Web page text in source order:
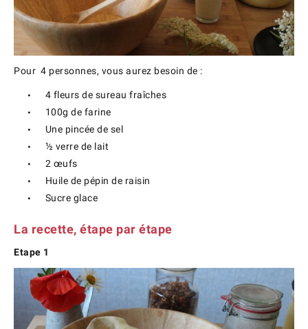
Pour 4 personnes, vous aurez besoin de :
4 fleurs de sureau fraîches
100g de farine
Une pincée de sel
½ verre de lait
2 œufs
Huile de pépin de raisin
Sucre glace
La recette, étape par étape
Etape 1